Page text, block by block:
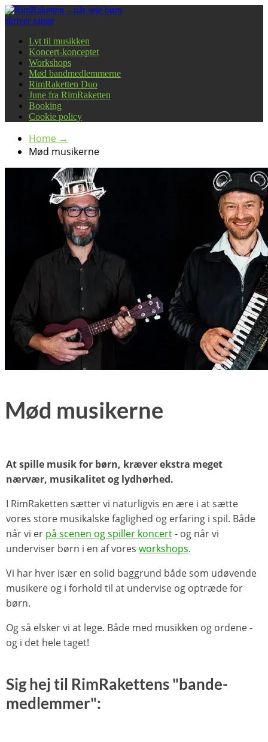
Lyt til musikken
Koncert-konceptet
Workshops
Mød bandmedlemmerne
RimRaketten Duo
June fra RimRaketten
Booking
Cookie policy
Home →
Mød musikerne
Mød musikerne
At spille musik for børn, kræver ekstra meget
nærvær, musikalitet og lydhørhed.
I RimRaketten sætter vi naturligvis en ære i at sætte
vores store musikalske faglighed og erfaring i spil. Både
når vi er på scenen og spiller koncert- og når vi
underviser børn i en af vores workshops.
Vi har hver især en solid baggrund både som udøvende
musikere og i forhold til at undervise og optræde for
børn.
Og så elsker vi at lege. Både med musikken og ordene -
og i det hele taget!
Sig hej til RimRakettens "bande-
medlemmer":